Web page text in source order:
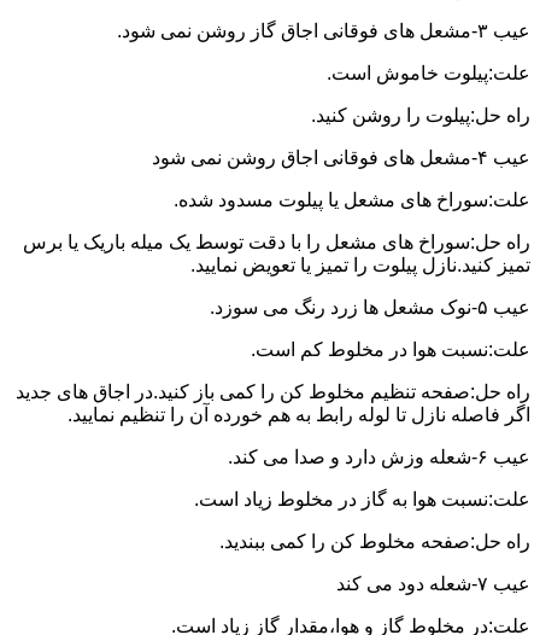
عیب ۳-مشعل های فوقانی اجاق گاز روشن نمی شود.
علت:پیلوت خاموش است.
راه حل:پیلوت را روشن کنید.
عیب ۴-مشعل های فوقانی اجاق روشن نمی شود
علت:سوراخ های مشعل یا پیلوت مسدود شده.
راه حل:سوراخ های مشعل را با دقت توسط یک میله باریک یا برس
تمیز کنید.نازل پیلوت را تمیز یا تعویض نمایید.
عیب ۵-نوک مشعل ها زرد رنگ می سوزد.
علت:نسبت هوا در مخلوط کم است.
راه حل:صفحه تنظیم مخلوط کن را کمی باز کنید.در اجاق های جدید
اگر فاصله نازل تا لوله رابط به هم خورده آن را تنظیم نمایید.
عیب ۶-شعله وزش دارد و صدا می کند.
علت:نسبت هوا به گاز در مخلوط زیاد است.
راه حل:صفحه مخلوط کن را کمی ببندید.
عیب ۷-شعله دود می کند
علت:در مخلوط گاز و هوا،مقدار گاز زیاد است.